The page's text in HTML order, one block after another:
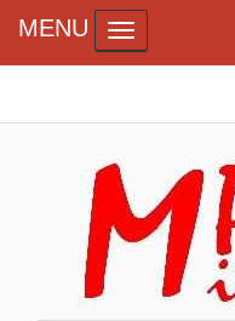
MENU Toggle